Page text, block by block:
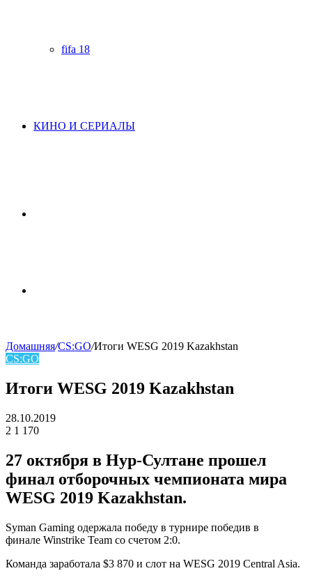
fifa 18
КИНО И СЕРИАЛЫ
skin
Домашняя/CS:GO/Итоги WESG 2019 Kazakhstan
CS:GO
Итоги WESG 2019 Kazakhstan
28.10.2019
2 1 170
27 октября в Нур-Султане прошел
финал отборочных чемпионата мира
WESG 2019 Kazakhstan.
Syman Gaming одержала победу в турнире победив в
финале Winstrike Team со счетом 2:0.
Команда заработала $3 870 и слот на WESG 2019 Central Asia.